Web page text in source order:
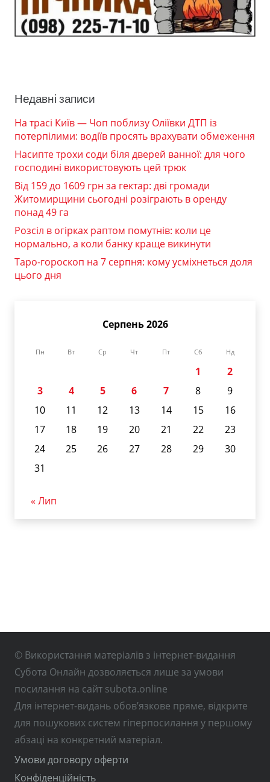
Недавні записи
На трасі Київ — Чоп поблизу Оліївки ДТП із
потерпілими: водіїв просять врахувати обмеження
Насипте трохи соди біля дверей ванної: для чого
господині використовують цей трюк
Від 159 до 1609 грн за гектар: дві громади
Житомирщини сьогодні розіграють в оренду
понад 49 га
Розсіл в огірках раптом помутнів: коли це
нормально, а коли банку краще викинути
Таро-гороскоп на 7 серпня: кому усміхнеться доля
цього дня
Серпень 2026
Пн Вт Ср Чт Пт Сб Нд
1
2
3
4 5 6 7 8
9
10
11 12 13 14 15
16
17
18 19 20 21 22
23
24
25 26 27 28 29
30
31
« Лип
© Використання матеріалів з інтернет-видання
Субота Онлайн дозволяється лише за умови
посилання на сайт subota.online
Для інтернет-видань обов’язкове пряме, відкрите
для пошукових систем гіперпосилання у першому
абзаці на конкретний матеріал.
Умови договору оферти
Конфіденційність